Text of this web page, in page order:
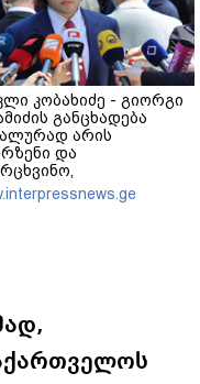
კობახიძე - გიორგი
განცხადება
არის
და
მხარეს რაც
ამას შესაბამისი